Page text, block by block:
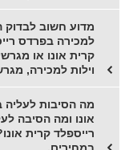
מדוע חשוב לבדוק
למכירה בפרדס
קרית אונו או
וילות למכירה,
מה הסיבות לעליה
אונו ומה הסיבה
רייספלד קרית